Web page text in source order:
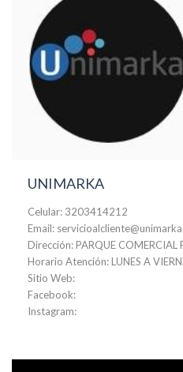
UNIMARKA
Celular: 3203414212
Email:
Dirección: PARQUE COMERCIAL
Horario Atención: LUNES A
Sitio Web:
Facebook:
Instagram: